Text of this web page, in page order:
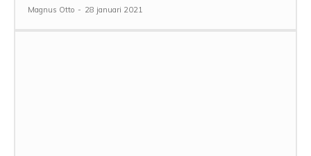
Magnus Otto - 28 januari 2021